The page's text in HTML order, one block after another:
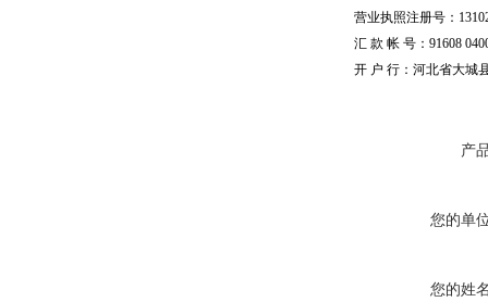
营业执照注册号：
汇 款 帐 号：91608
开 户 行：河北省大城
产
您的单
您的姓